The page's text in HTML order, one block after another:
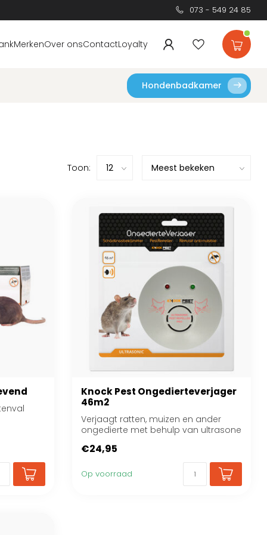
073 - 549 24 85
MerkenOver onsContactLoyalty
Hondenbadkamer
Toon:
Knock Pest Ongedierteverjager
46m2
Verjaagt ratten, muizen en ander
ongedierte met behulp van ultrasone
€24,95
Op voorraad